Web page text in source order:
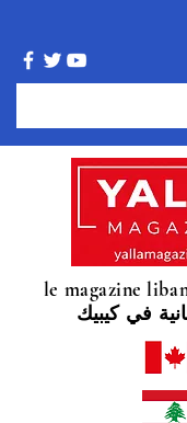
le magazine
في كيبيك